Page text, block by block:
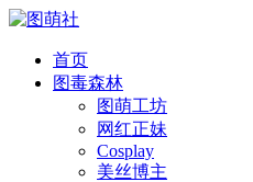
首页
图毒森林
图萌工坊
网红正妹
Cosplay
美丝博主